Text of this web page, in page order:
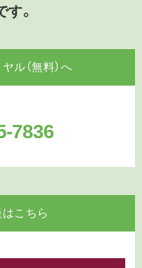
。
ル（無料）へ
7836
こちら